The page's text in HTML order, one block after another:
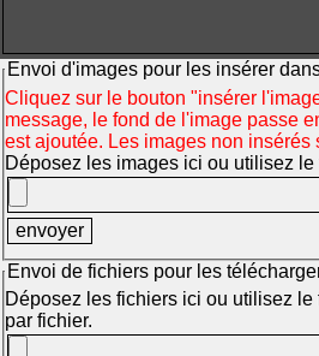
Envoi d'images pour les insérer
Cliquez sur le bouton "insérer
message, le fond de l'image passe
est ajoutée. Les images non insérés
Déposez les images ici ou utilisez le
Envoi de fichiers pour les
Déposez les fichiers ici ou utilisez
par fichier.